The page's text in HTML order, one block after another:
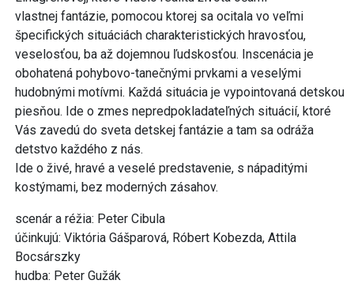
vlastnej fantázie, pomocou ktorej sa ocitala vo veľmi
špecifických situáciách charakteristických hravosťou,
veselosťou, ba až dojemnou ľudskosťou. Inscenácia je
obohatená pohybovo-tanečnými prvkami a veselými
hudobnými motívmi. Každá situácia je vypointovaná detskou
piesňou. Ide o zmes nepredpokladateľných situácií, ktoré
Vás zavedú do sveta detskej fantázie a tam sa odráža
detstvo každého z nás.
Ide o živé, hravé a veselé predstavenie, s nápaditými
kostýmami, bez moderných zásahov.
scenár a réžia: Peter Cibula
účinkujú: Viktória Gášparová, Róbert Kobezda, Attila
Bocsárszky
hudba: Peter Gužák